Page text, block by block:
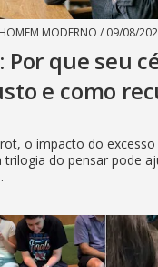
MODERNO / 09/08/
Por que seu
e como
o impacto do
do pensar pode